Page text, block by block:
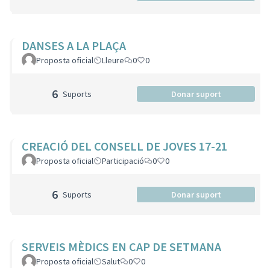
DANSES A LA PLAÇA
Proposta oficial Lleure 0 0
6 Suports Donar suport
CREACIÓ DEL CONSELL DE JOVES 17-21
Proposta oficial Participació 0 0
6 Suports Donar suport
SERVEIS MÈDICS EN CAP DE SETMANA
Proposta oficial Salut 0 0